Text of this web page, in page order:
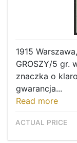
1915
GROSZY/5 gr.
znaczka o
gwarancja...
Read more